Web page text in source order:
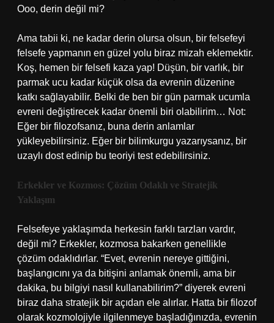
Ooo, derin değil mi?
Ama tabii ki, ne kadar derin olursa olsun, bir felsefeyi
felsefe yapmanın en güzel yolu biraz mizah eklemektir.
Koş, hemen bir felsefi kaza yap! Düşün, bir varlık, bir
parmak ucu kadar küçük olsa da evrenin düzenine
katkı sağlayabilir. Belki de ben bir gün parmak ucumla
evreni değiştirecek kadar önemli biri olabilirim… Not:
Eğer bir filozofsanız, buna derin anlamlar
yükleyebilirsiniz. Eğer bir bilimkurgu yazarıysanız, bir
uzaylı dost edinip bu teoriyi test edebilirsiniz.
Erkekler ve Kozmos: Çözüm Odaklı ve Stratejik
Yaklaşım
Felsefeye yaklaşımda herkesin farklı tarzları vardır,
değil mi? Erkekler, kozmosa bakarken genellikle
çözüm odaklıdırlar. “Evet, evrenin nereye gittiğini,
başlangıcını ya da bitişini anlamak önemli, ama bir
dakika, bu bilgiyi nasıl kullanabilirim?” diyerek evreni
biraz daha stratejik bir açıdan ele alırlar. Hatta bir filozof
olarak kozmolojiyle ilgilenmeye başladığınızda, evrenin